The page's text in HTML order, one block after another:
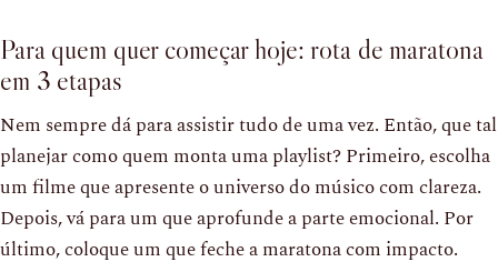
Para quem quer começar hoje: rota de maratona
em 3 etapas
Nem sempre dá para assistir tudo de uma vez. Então, que tal
planejar como quem monta uma playlist? Primeiro, escolha
um filme que apresente o universo do músico com clareza.
Depois, vá para um que aprofunde a parte emocional. Por
último, coloque um que feche a maratona com impacto.